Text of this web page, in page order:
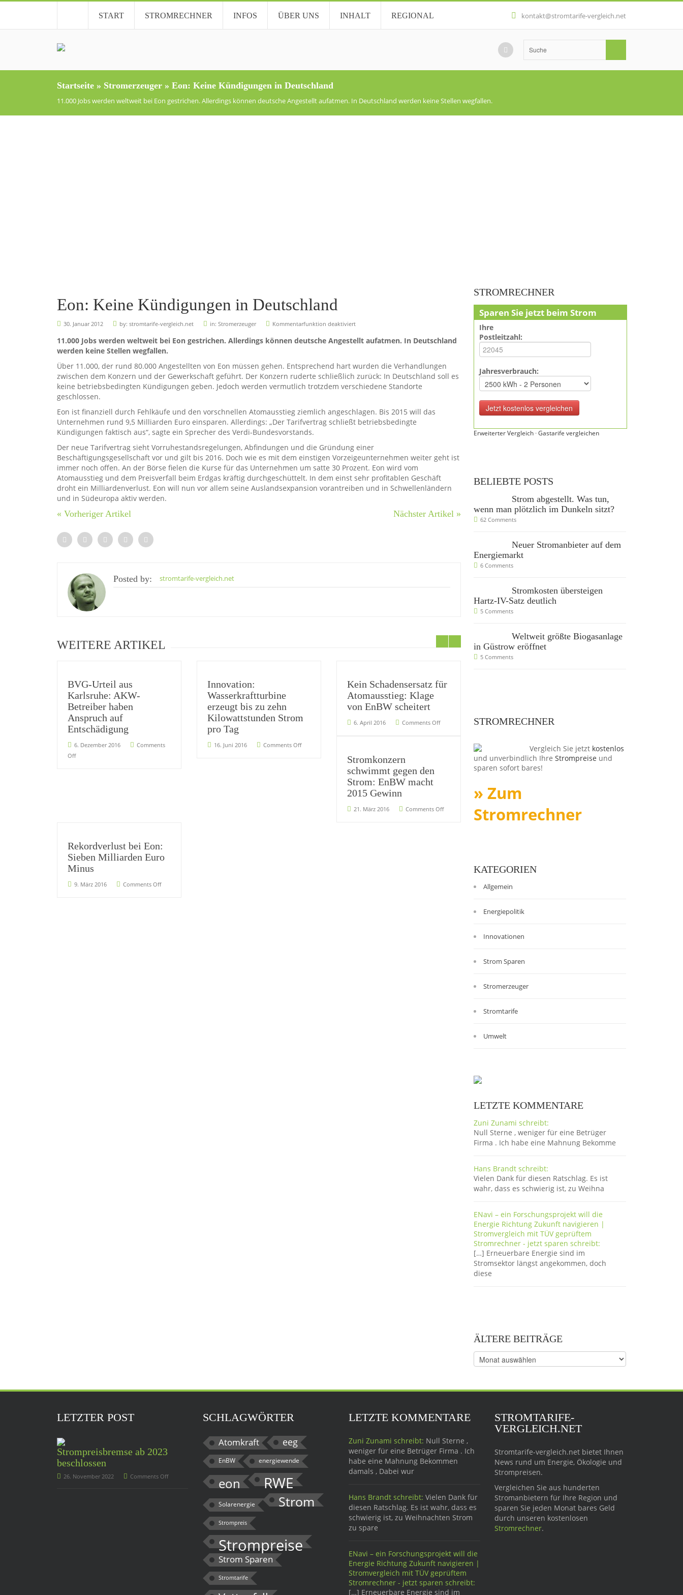
START STROMRECHNER INFOS ÜBER UNS INHALT REGIONAL kontakt@stromtarife-vergleich.net
Startseite » Stromerzeuger » Eon: Keine Kündigungen in Deutschland
11.000 Jobs werden weltweit bei Eon gestrichen. Allerdings können deutsche Angestellt aufatmen. In Deutschland werden keine Stellen wegfallen.
Eon: Keine Kündigungen in Deutschland
30. Januar 2012 by: stromtarife-vergleich.net in: Stromerzeuger Kommentarfunktion deaktiviert
11.000 Jobs werden weltweit bei Eon gestrichen. Allerdings können deutsche Angestellt aufatmen. In Deutschland
werden keine Stellen wegfallen.
Über 11.000, der rund 80.000 Angestellten von Eon müssen gehen. Entsprechend hart wurden die Verhandlungen
zwischen dem Konzern und der Gewerkschaft geführt. Der Konzern ruderte schließlich zurück: In Deutschland soll es
keine betriebsbedingten Kündigungen geben. Jedoch werden vermutlich trotzdem verschiedene Standorte
geschlossen.
Eon ist finanziell durch Fehlkäufe und den vorschnellen Atomausstieg ziemlich angeschlagen. Bis 2015 will das
Unternehmen rund 9,5 Milliarden Euro einsparen. Allerdings: „Der Tarifvertrag schließt betriebsbedingte
Kündigungen faktisch aus“, sagte ein Sprecher des Verdi-Bundesvorstands.
Der neue Tarifvertrag sieht Vorruhestandsregelungen, Abfindungen und die Gründung einer
Beschäftigungsgesellschaft vor und gilt bis 2016. Doch wie es mit dem einstigen Vorzeigeunternehmen weiter geht ist
immer noch offen. An der Börse fielen die Kurse für das Unternehmen um satte 30 Prozent. Eon wird vom
Atomausstieg und dem Preisverfall beim Erdgas kräftig durchgeschüttelt. In dem einst sehr profitablen Geschäft
droht ein Milliardenverlust. Eon will nun vor allem seine Auslandsexpansion vorantreiben und in Schwellenländern
und in Südeuropa aktiv werden.
« Vorheriger Artikel Nächster Artikel »
Posted by: stromtarife-vergleich.net
WEITERE ARTIKEL
BVG-Urteil aus
Karlsruhe: AKW-
Betreiber haben
Anspruch auf
Entschädigung
6. Dezember 2016
Comments
Off
Innovation:
Wasserkraftturbine
erzeugt bis zu zehn
Kilowattstunden Strom
pro Tag
16. Juni 2016 Comments Off
Kein Schadensersatz für
Atomausstieg: Klage
von EnBW scheitert
6. April 2016 Comments Off
Stromkonzern
schwimmt gegen den
Strom: EnBW macht
2015 Gewinn
21. März 2016 Comments Off
Rekordverlust bei Eon:
Sieben Milliarden Euro
Minus
9. März 2016 Comments Off
STROMRECHNER
Sparen Sie jetzt beim Strom
Ihre
Postleitzahl:
Jahresverbrauch:
Erweiterter Vergleich ·Gastarife vergleichen
BELIEBTE POSTS
Strom abgestellt. Was tun,
wenn man plötzlich im Dunkeln sitzt?
62 Comments
Neuer Stromanbieter auf dem
Energiemarkt
6 Comments
Stromkosten übersteigen
Hartz-IV-Satz deutlich
5 Comments
Weltweit größte Biogasanlage
in Güstrow eröffnet
5 Comments
STROMRECHNER
Vergleich Sie jetzt kostenlos
und unverbindlich Ihre Strompreise und
sparen sofort bares!
» Zum
Stromrechner
KATEGORIEN
Allgemein
Energiepolitik
Innovationen
Strom Sparen
Stromerzeuger
Stromtarife
Umwelt
LETZTE KOMMENTARE
Zuni Zunami schreibt:
Null Sterne , weniger für eine Betrüger
Firma . Ich habe eine Mahnung Bekomme
Hans Brandt schreibt:
Vielen Dank für diesen Ratschlag. Es ist
wahr, dass es schwierig ist, zu Weihna
ENavi – ein Forschungsprojekt will die
Energie Richtung Zukunft navigieren |
Stromvergleich mit TÜV geprüftem
Stromrechner - jetzt sparen schreibt:
[…] Erneuerbare Energie sind im
Stromsektor längst angekommen, doch
diese
ÄLTERE BEITRÄGE
Ältere
Beiträge
LETZTER POST
Strompreisbremse ab 2023
beschlossen
26. November 2022 Comments Off
SCHLAGWÖRTER
Atomkraft eeg
EnBW energiewende
eon RWE
Solarenergie Strom
Strompreis
Strompreise
Strom Sparen
Stromtarife
LETZTE KOMMENTARE
Zuni Zunami schreibt: Null Sterne ,
weniger für eine Betrüger Firma . Ich
habe eine Mahnung Bekommen
damals , Dabei wur
Hans Brandt schreibt: Vielen Dank für
diesen Ratschlag. Es ist wahr, dass es
schwierig ist, zu Weihnachten Strom
zu spare
ENavi – ein Forschungsprojekt will die
Energie Richtung Zukunft navigieren |
Stromvergleich mit TÜV geprüftem
Stromrechner - jetzt sparen schreibt:
[…] Erneuerbare Energie sind im
STROMTARIFE-
VERGLEICH.NET
Stromtarife-vergleich.net bietet Ihnen
News rund um Energie, Ökologie und
Strompreisen.
Vergleichen Sie aus hunderten
Stromanbietern für Ihre Region und
sparen Sie jeden Monat bares Geld
durch unseren kostenlosen
Stromrechner.